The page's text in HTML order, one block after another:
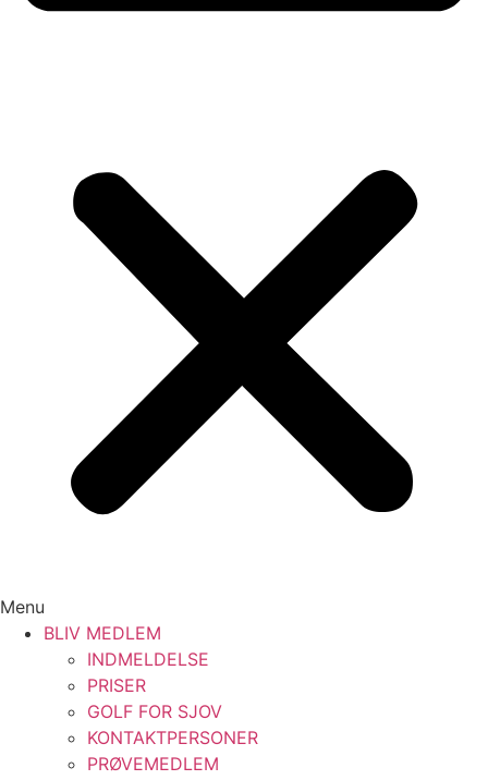
Menu
BLIV MEDLEM
INDMELDELSE
PRISER
GOLF FOR SJOV
KONTAKTPERSONER
PRØVEMEDLEM